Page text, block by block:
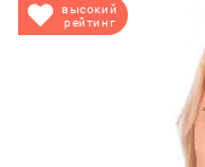
высокий
рейтинг